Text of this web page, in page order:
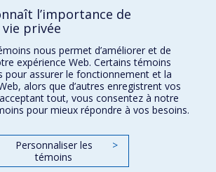
CÉRIUM?
DES SCIENCES
l’importance de
privée
nous permet d’améliorer et de
expérience Web. Certains témoins
pour assurer le fonctionnement et la
alors que d’autres enregistrent vos
tout, vous consentez à notre
pour mieux répondre à vos besoins.
Personnaliser les
témoins
>